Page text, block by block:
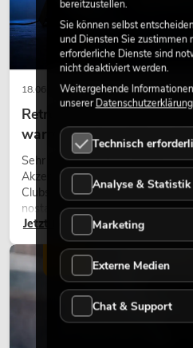
18.06.2026
Retro-Licht im modernen
warmes Licht wieder wirkt
Sehr warmes Licht, sichtbare
Akzente prägen viele aktuelle
Clubs und bei Events. Retro-Licht
nostalgischer Effekt, sondern ein
Gestaltungsmittel: Es schafft
Charakter und kann technische
wirken lassen.
Jetzt lesen
LICHT
bereitzustellen.
Sie können selbst
und Diensten Sie zustimmen
erforderliche Dienste sind
nicht deaktiviert werden.
Weitergehende
unsererDatenschutzerklärung
Technisch
Analyse & Statistik
Marketing
Externe Medien
Chat & Support